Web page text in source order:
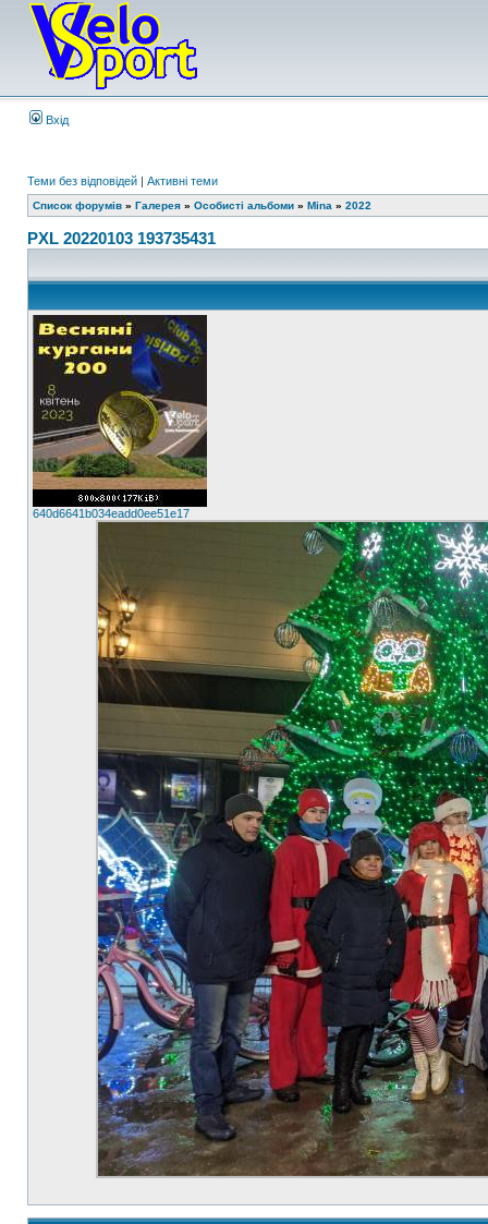
Вхід
Теми без відповідей | Активні теми
Список форумів » Галерея » Особисті альбоми » Mina » 2022
PXL 20220103 193735431
640d6641b034eadd0ee51e17